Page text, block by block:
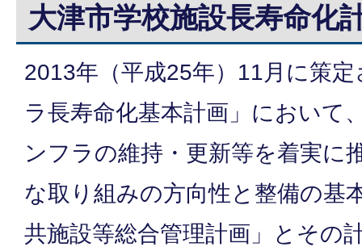
大津市学校施設長寿命化
2013年（平成25年）11月に策
ラ長寿命化基本計画」において
ンフラの維持・更新等を着実に
な取り組みの方向性と整備の基
共施設等総合管理計画」とその